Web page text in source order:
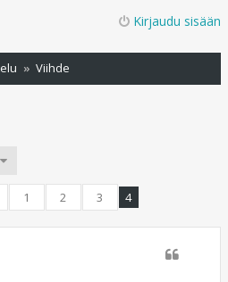
Kirjaudu sisään
Viihde
1 2 3 4